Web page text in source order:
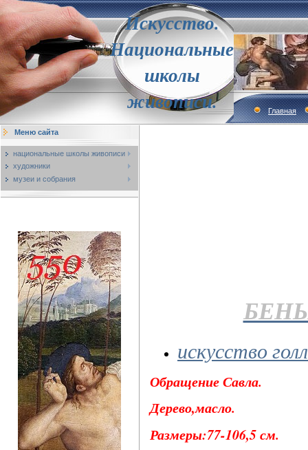
Искусство.
Национальные
школы
живописи.
Главная
Меню сайта
национальные школы живописи
художники
музеи и собрания
искусство
Обращение Савла.
Дерево,масло.
Размеры:77-106,5 см.